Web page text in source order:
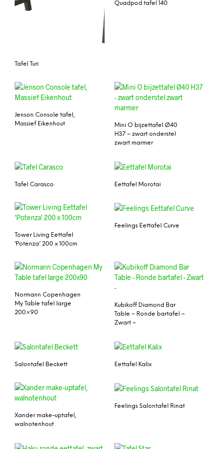
Tafel Turi
Quadpod tafel 140
Jenson Console tafel,
Massief Eikenhout
Mini O bijzettafel Ø40
H37 – zwart onderstel
zwart marmer
Tafel Carasco Eettafel Morotai
Tower Living Eettafel
‘Potenza’ 200 x 100cm
Feelings Eettafel Curve
Normann Copenhagen
My Table tafel large
200×90
Kubikoff Diamond Bar
Table – Ronde bartafel –
Zwart –
Salontafel Beckett Eettafel Kalix
Xander make-uptafel,
walnotenhout
Feelings Salontafel Rinat